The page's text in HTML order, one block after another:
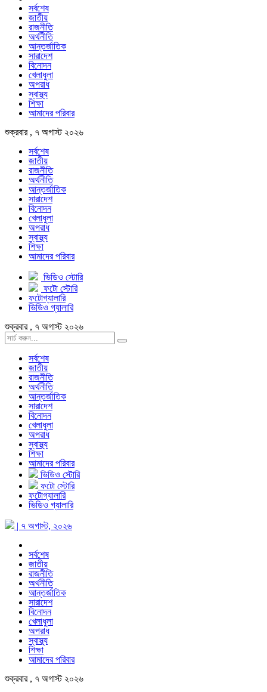
সর্বশেষ
জাতীয়
রাজনীতি
অর্থনীতি
আন্তর্জাতিক
সারাদেশ
বিনোদন
খেলাধুলা
অপরাধ
স্বাস্থ্য
শিক্ষা
আমাদের পরিবার
শুক্রবার , ৭ অগাস্ট ২০২৬
সর্বশেষ
জাতীয়
রাজনীতি
অর্থনীতি
আন্তর্জাতিক
সারাদেশ
বিনোদন
খেলাধুলা
অপরাধ
স্বাস্থ্য
শিক্ষা
আমাদের পরিবার
ভিডিও স্টোরি
ফটো স্টোরি
ফটোগ্যালারি
ভিডিও গ্যালারি
শুক্রবার , ৭ অগাস্ট ২০২৬
সর্বশেষ
জাতীয়
রাজনীতি
অর্থনীতি
আন্তর্জাতিক
সারাদেশ
বিনোদন
খেলাধুলা
অপরাধ
স্বাস্থ্য
শিক্ষা
আমাদের পরিবার
ভিডিও স্টোরি
ফটো স্টোরি
ফটোগ্যালারি
ভিডিও গ্যালারি
| ৭ অগাস্ট, ২০২৬
সর্বশেষ
জাতীয়
রাজনীতি
অর্থনীতি
আন্তর্জাতিক
সারাদেশ
বিনোদন
খেলাধুলা
অপরাধ
স্বাস্থ্য
শিক্ষা
আমাদের পরিবার
শুক্রবার , ৭ অগাস্ট ২০২৬